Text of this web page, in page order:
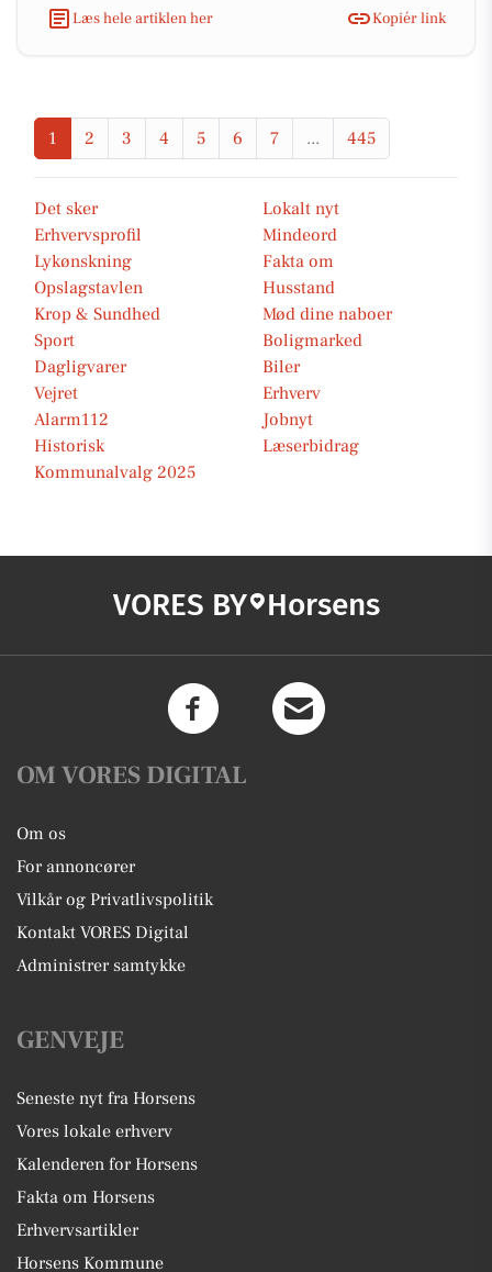
Læs hele artiklen her
Kopiér link
1 2 3 4 5 6 7 ... 445
Det sker
Lokalt nyt
Erhvervsprofil
Mindeord
Lykønskning
Fakta om
Opslagstavlen
Husstand
Krop & Sundhed
Mød dine naboer
Sport
Boligmarked
Dagligvarer
Biler
Vejret
Erhverv
Alarm112
Jobnyt
Historisk
Læserbidrag
Kommunalvalg 2025
VORES BY Horsens
OM VORES DIGITAL
Om os
For annoncører
Vilkår og Privatlivspolitik
Kontakt VORES Digital
Administrer samtykke
GENVEJE
Seneste nyt fra Horsens
Vores lokale erhverv
Kalenderen for Horsens
Fakta om Horsens
Erhvervsartikler
Horsens Kommune